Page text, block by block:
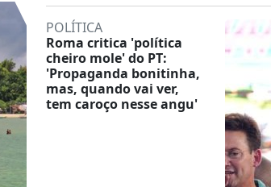
POLÍTICA
Roma critica 'política
cheiro mole' do PT:
'Propaganda bonitinha,
mas, quando vai ver,
tem caroço nesse angu'